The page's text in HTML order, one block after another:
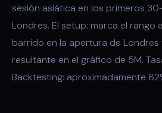
sesión asiática en los primeros
Londres. El setup: marca el rango
barrido en la apertura de Londres
resultante en el gráfico de 5M.
Backtesting: aproximadamente